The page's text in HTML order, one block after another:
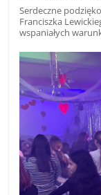
Serdeczne
Franciszka
wspaniałych